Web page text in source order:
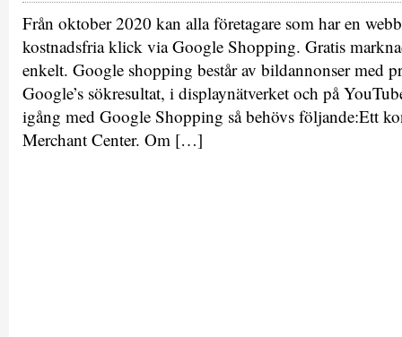
Från oktober 2020 kan alla företagare som har en
kostnadsfria klick via Google Shopping. Gratis
enkelt. Google shopping består av bildannonser med
Google’s sökresultat, i displaynätverket och på
igång med Google Shopping så behövs följande:Ett
Merchant Center. Om […]